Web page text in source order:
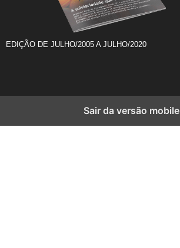
EDIÇÃO DE JULHO/2005 A JULHO/2020
Sair da versão mobile